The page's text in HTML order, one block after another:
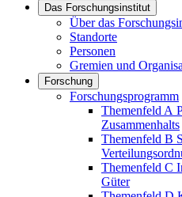
Das Forschungsinstitut
Links in diesem
Über das
Standorte
Personen
Gremien und
Forschung
Links in diesem Bereich
Forschungsprogramm
Themenfeld A
Zusammenhalts
Themenfeld B
Themenfeld C
Güter